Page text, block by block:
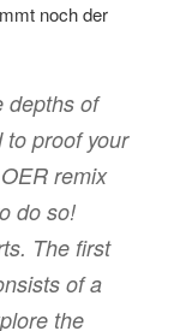
noch der
depths of
to proof your
remix
do so!
The first
of a
the